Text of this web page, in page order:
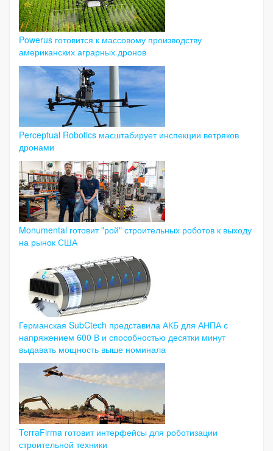
Powerus готовится к массовому производству
американских аграрных дронов
Perceptual Robotics масштабирует инспекции ветряков
дронами
Monumental готовит "рой" строительных роботов к выходу
на рынок США
Германская SubCtech представила АКБ для АНПА с
напряжением 600 В и способностью десятки минут
выдавать мощность выше номинала
TerraFirma готовит интерфейсы для роботизации
строительной техники